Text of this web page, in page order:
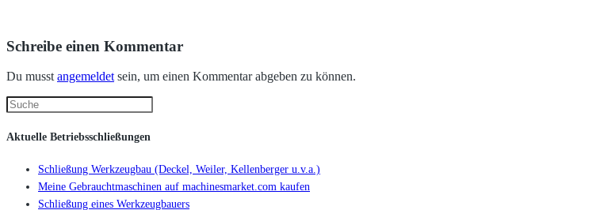
Schreibe einen Kommentar
Du musstangemeldetsein, um einen Kommentar abgeben zu können.
Aktuelle Betriebsschließungen
Schließung Werkzeugbau (Deckel, Weiler, Kellenberger u.v.a.)
Meine Gebrauchtmaschinen auf machinesmarket.com kaufen
Schließung eines Werkzeugbauers